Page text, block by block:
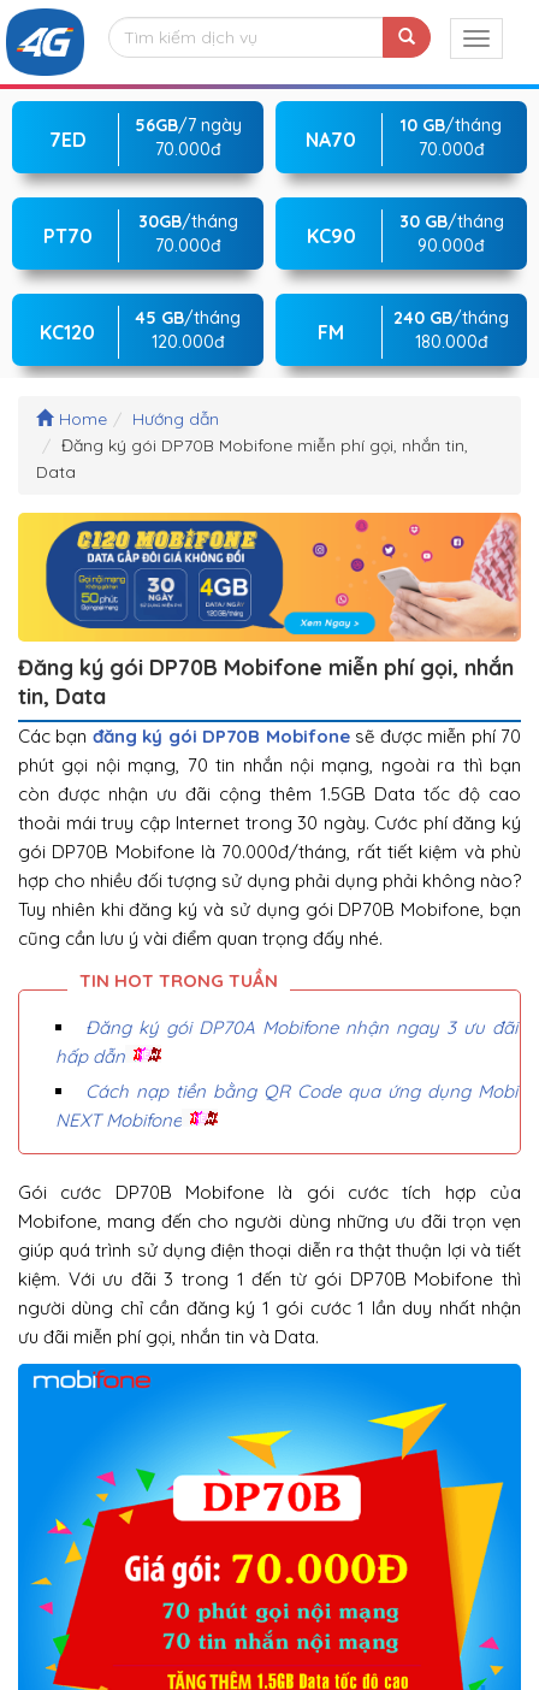
7ED
56GB/7 ngày
70.000đ
NA70
10 GB/tháng
70.000đ
PT70
30GB/tháng
70.000đ
KC90
30 GB/tháng
90.000đ
KC120
45 GB/tháng
120.000đ
FM
240 GB/tháng
180.000đ
Home
Hướng dẫn
Đăng ký gói DP70B Mobifone miễn phí gọi, nhắn tin,
Data
Đăng ký gói DP70B Mobifone miễn phí gọi, nhắn
tin, Data
Các bạn đăng ký gói DP70B Mobifonesẽ được miễn phí 70
phút gọi nội mạng, 70 tin nhắn nội mạng, ngoài ra thì bạn
còn được nhận ưu đãi cộng thêm 1.5GB Data tốc độ cao
thoải mái truy cập Internet trong 30 ngày. Cước phí đăng ký
gói DP70B Mobifone là 70.000đ/tháng, rất tiết kiệm và phù
hợp cho nhiều đối tượng sử dụng phải dụng phải không nào?
Tuy nhiên khi đăng ký và sử dụng gói DP70B Mobifone, bạn
cũng cần lưu ý vài điểm quan trọng đấy nhé.
Đăng ký gói DP70A Mobifone nhận ngay 3 ưu đãi
hấp dẫn
Cách nạp tiền bằng QR Code qua ứng dụng Mobi
NEXT Mobifone
Gói cước DP70B Mobifone là gói cước tích hợp của
Mobifone, mang đến cho người dùng những ưu đãi trọn vẹn
giúp quá trình sử dụng điện thoại diễn ra thật thuận lợi và tiết
kiệm. Với ưu đãi 3 trong 1 đến từ gói DP70B Mobifone thì
người dùng chỉ cần đăng ký 1 gói cước 1 lần duy nhất nhận
ưu đãi miễn phí gọi, nhắn tin và Data.